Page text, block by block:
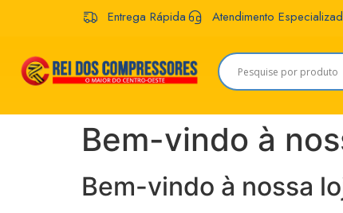
Entrega Rápida Atendimento
Bem-vindo à
Bem-vindo à nossa